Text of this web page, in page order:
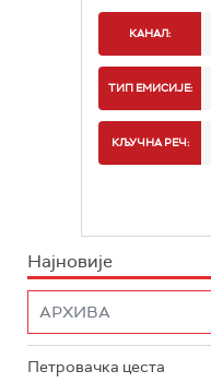
КАНАЛ:
ТИП ЕМИСИЈЕ:
КЉУЧНА РЕЧ:
Најновије
Петровачка цеста